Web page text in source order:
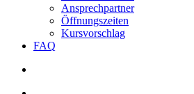
Ansprechpartner
Öffnungszeiten
Kursvorschlag
FAQ